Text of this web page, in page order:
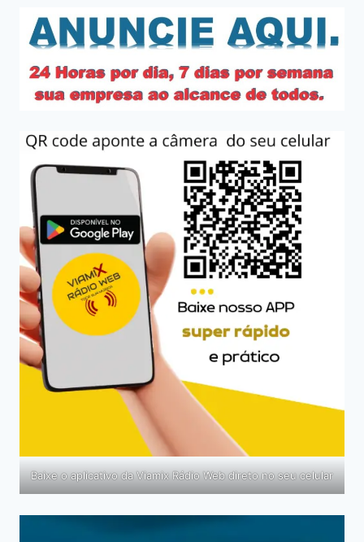
Baixe o aplicativo da Viamix Rádio Web direto no seu celular